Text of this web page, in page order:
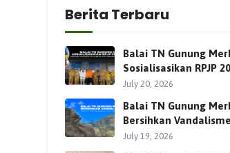
Berita Terbaru
Balai TN Gunung
Sosialisasikan RPJP
Bersama Para
July 20, 2026
Balai TN Gunung
Bersihkan
Perkuat Pengamanan
July 19, 2026